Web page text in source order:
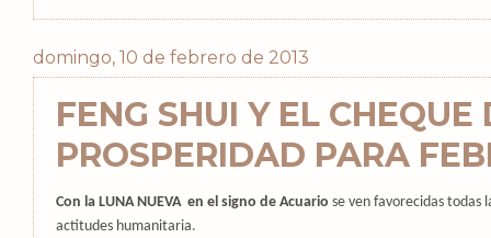
domingo, 10 de febrero de 2013
FENG SHUI Y EL CHEQUE
PROSPERIDAD PARA
Con la LUNA NUEVA en el signo de Acuario se ven favorecidas todas
actitudes humanitaria.